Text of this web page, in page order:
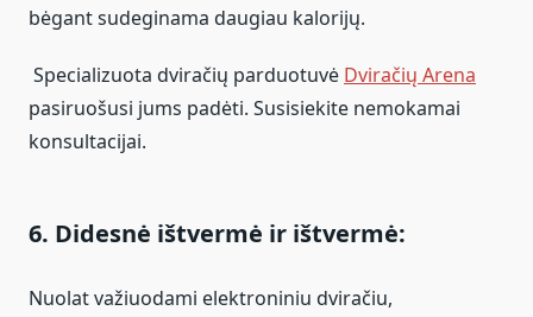
bėgant sudeginama daugiau kalorijų.
Specializuota dviračių parduotuvė Dviračių Arena
pasiruošusi jums padėti. Susisiekite nemokamai
konsultacijai.
6. Didesnė ištvermė ir ištvermė:
Nuolat važiuodami elektroniniu dviračiu,